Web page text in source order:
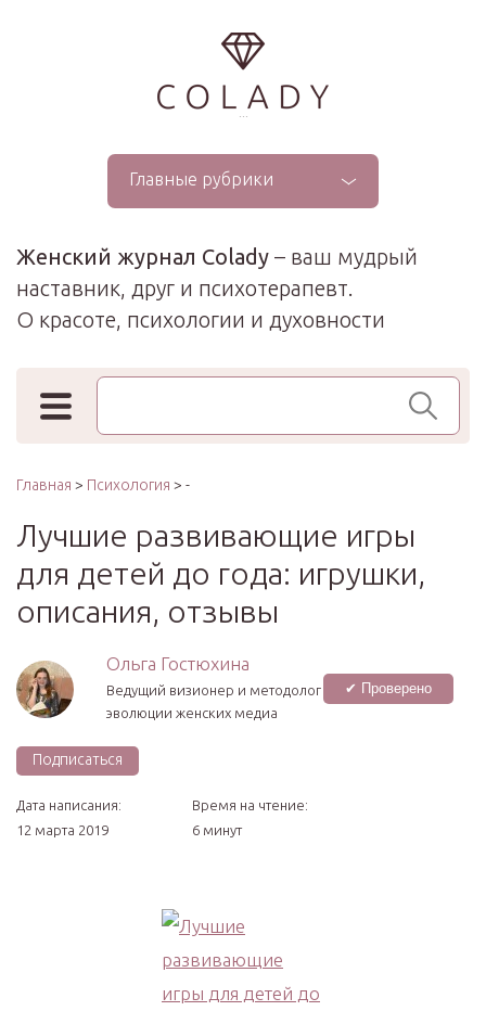
...
Главные рубрики
Женский журнал Colady – ваш мудрый
наставник, друг и психотерапевт.
О красоте, психологии и духовности
Поиск по сайту
Главная > Психология > -
Лучшие развивающие игры
для детей до года: игрушки,
описания, отзывы
Ольга Гостюхина
Ведущий визионер и методолог
эволюции женских медиа
✔ Проверено
Подписаться
Дата написания:
12 марта 2019
Время на чтение:
6 минут